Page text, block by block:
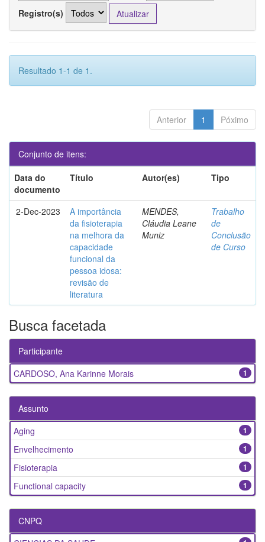
Registro(s)
Resultado 1-1 de 1.
Anterior 1 Póximo
Conjunto de itens:
Data do
documento
Título Autor(es) Tipo
2-Dec-2023
A importância
da fisioterapia
na melhora da
capacidade
funcional da
pessoa idosa:
revisão de
literatura
MENDES,
Cláudia Leane
Muniz
Trabalho
de
Conclusão
de Curso
Busca facetada
Participante
1
CARDOSO, Ana Karinne Morais
Assunto
1
Aging
1
Envelhecimento
1
Fisioterapia
1
Functional capacity
CNPQ